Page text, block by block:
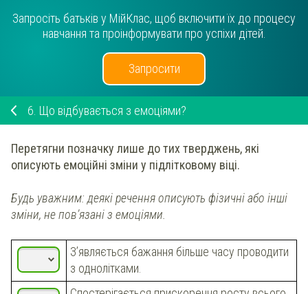
Запросіть батьків у МійКлас, щоб включити їх до процесу
навчання та проінформувати про успіхи дітей.
Запросити
6. Що відбувається з емоціями?
Перетягни позначку лише до тих тверджень, які
описують емоційні зміни у підлітковому віці.
Будь уважним: деякі речення описують фізичні або інші
зміни, не пов’язані з емоціями.
З’являється бажання більше часу проводити
з однолітками.